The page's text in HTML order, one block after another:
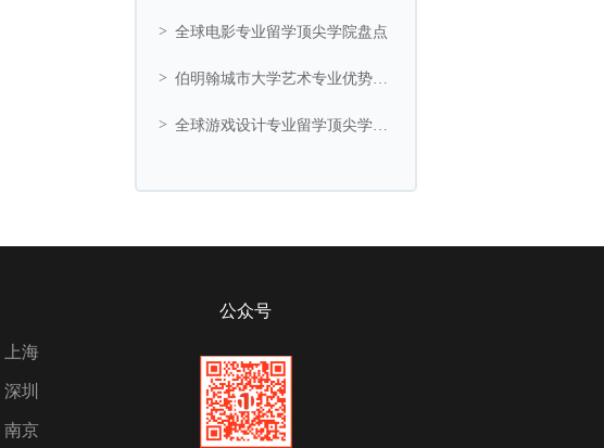
全球电影专业留学顶尖学院盘点
伯明翰城市大学艺术专业优势与艺术相关专业推荐
全球游戏设计专业留学顶尖学院盘点
上海
深圳
南京
公众号